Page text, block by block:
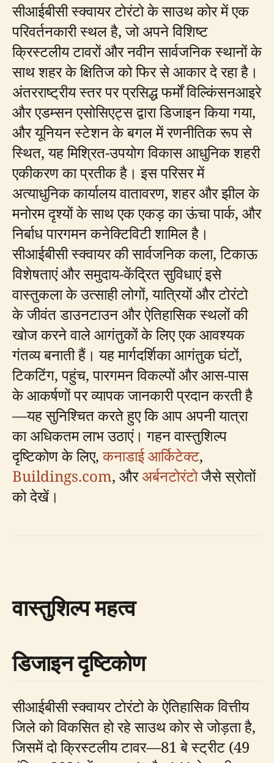
सीआईबीसी स्क्वायर टोरंटो के साउथ कोर में एक
परिवर्तनकारी स्थल है, जो अपने विशिष्ट
क्रिस्टलीय टावरों और नवीन सार्वजनिक स्थानों के
साथ शहर के क्षितिज को फिर से आकार दे रहा है।
अंतरराष्ट्रीय स्तर पर प्रसिद्ध फर्मों विल्किंसनआइरे
और एडम्सन एसोसिएट्स द्वारा डिजाइन किया गया,
और यूनियन स्टेशन के बगल में रणनीतिक रूप से
स्थित, यह मिश्रित-उपयोग विकास आधुनिक शहरी
एकीकरण का प्रतीक है। इस परिसर में
अत्याधुनिक कार्यालय वातावरण, शहर और झील के
मनोरम दृश्यों के साथ एक एकड़ का ऊंचा पार्क, और
निर्बाध पारगमन कनेक्टिविटी शामिल है।
सीआईबीसी स्क्वायर की सार्वजनिक कला, टिकाऊ
विशेषताएं और समुदाय-केंद्रित सुविधाएं इसे
वास्तुकला के उत्साही लोगों, यात्रियों और टोरंटो
के जीवंत डाउनटाउन और ऐतिहासिक स्थलों की
खोज करने वाले आगंतुकों के लिए एक आवश्यक
गंतव्य बनाती हैं। यह मार्गदर्शिका आगंतुक घंटों,
टिकटिंग, पहुंच, पारगमन विकल्पों और आस-पास
के आकर्षणों पर व्यापक जानकारी प्रदान करती है
—यह सुनिश्चित करते हुए कि आप अपनी यात्रा
का अधिकतम लाभ उठाएं। गहन वास्तुशिल्प
दृष्टिकोण के लिए,कनाडाई आर्किटेक्ट,
Buildings.com, औरअर्बनटोरंटोजैसे स्रोतों
को देखें।
वास्तुशिल्प महत्व
डिजाइन दृष्टिकोण
सीआईबीसी स्क्वायर टोरंटो के ऐतिहासिक वित्तीय
जिले को विकसित हो रहे साउथ कोर से जोड़ता है,
जिसमें दो क्रिस्टलीय टावर—81 बे स्ट्रीट (49